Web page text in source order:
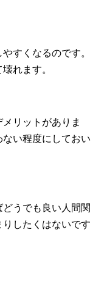
すくなるのです。
れます。
リットがありま
い程度にしておい
うでも良い人間関
したくはないです